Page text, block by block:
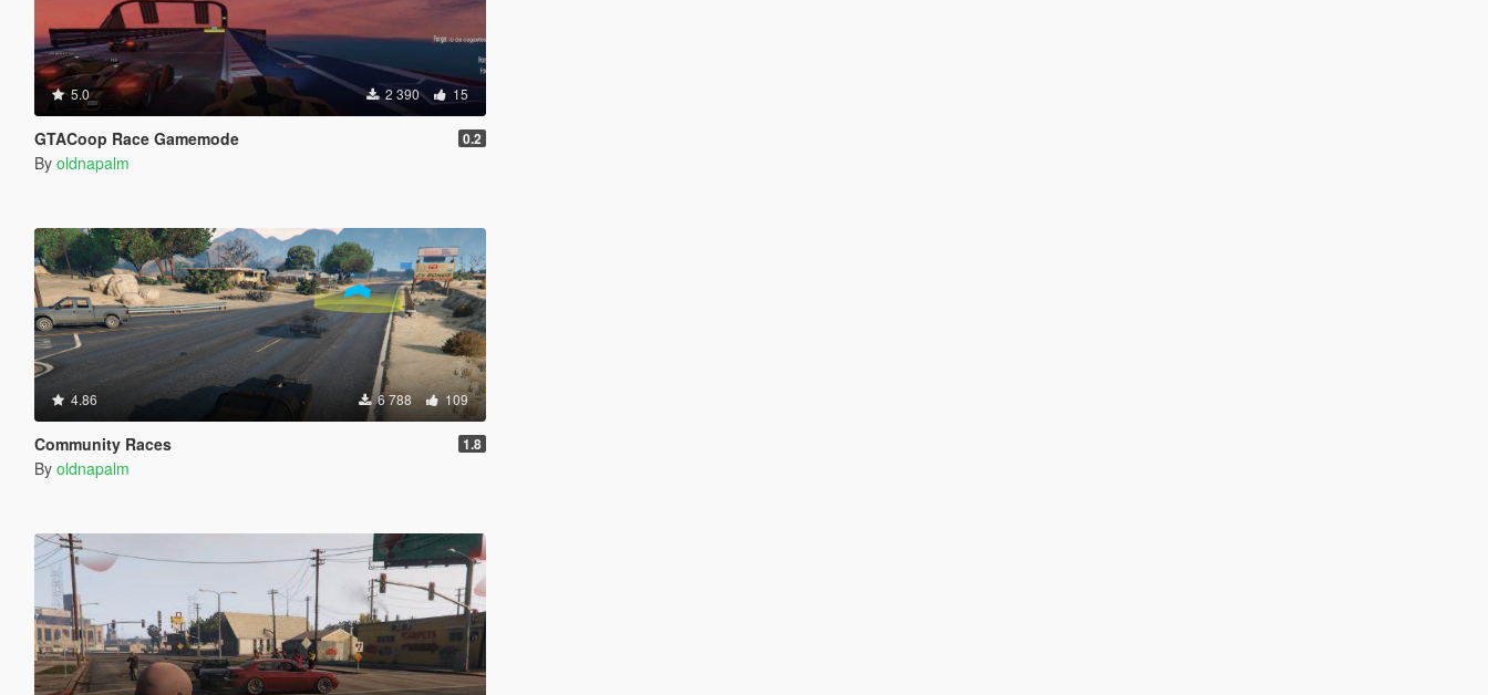
5.0 2 390 15
GTACoop Race Gamemode 0.2
By oldnapalm
4.86 6 788 109
Community Races 1.8
By oldnapalm